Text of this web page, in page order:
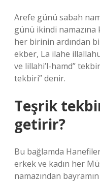
Arefe günü sabah
günü ikindi namazına
her birinin ardından
ekber, La ilahe
ve lillahi’l-hamd”
tekbiri” denir.
Teşrik
getirir?
Bu bağlamda
erkek ve kadın her
namazından